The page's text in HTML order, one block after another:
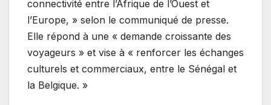
connectivité entre l’Afrique de l’Ouest et
l’Europe, » selon le communiqué de presse.
Elle répond à une « demande croissante des
voyageurs » et vise à « renforcer les échanges
culturels et commerciaux, entre le Sénégal et
la Belgique. »